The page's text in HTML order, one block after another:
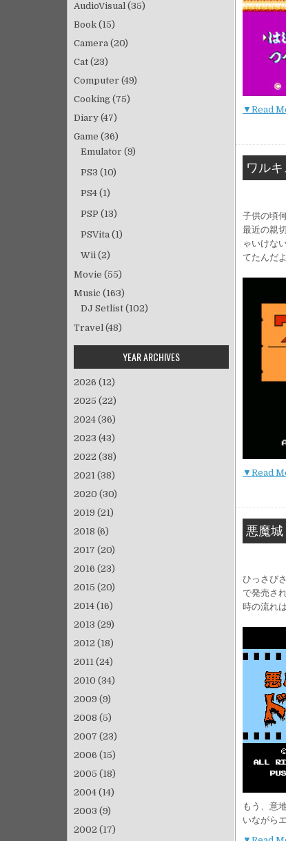
▼Read
ワル
子供の頃
最近の親
ゃいけな
てたんだ
▼Read
悪魔城
ひっさび
で発売さ
時の流れ
もう、意
いながら
AudioVisual (35)
Book (15)
Camera (20)
Cat (23)
Computer (49)
Cooking (75)
Diary (47)
Game (36)
Emulator (9)
PS3 (10)
PS4 (1)
PSP (13)
PSVita (1)
Wii (2)
Movie (55)
Music (163)
DJ Setlist (102)
Travel (48)
YEAR ARCHIVES
2026 (12)
2025 (22)
2024 (36)
2023 (43)
2022 (38)
2021 (38)
2020 (30)
2019 (21)
2018 (6)
2017 (20)
2016 (23)
2015 (20)
2014 (16)
2013 (29)
2012 (18)
2011 (24)
2010 (34)
2009 (9)
2008 (5)
2007 (23)
2006 (15)
2005 (18)
2004 (14)
2003 (9)
2002 (17)